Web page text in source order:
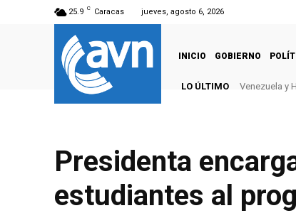
25.9 C Caracas jueves, agosto 6, 2026
INICIO GOBIERNO
LO ÚLTIMO Venezuela y
Presidenta
estudiantes al